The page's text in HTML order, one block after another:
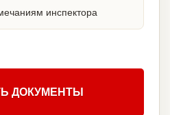
инспектора
ДОКУМЕНТЫ